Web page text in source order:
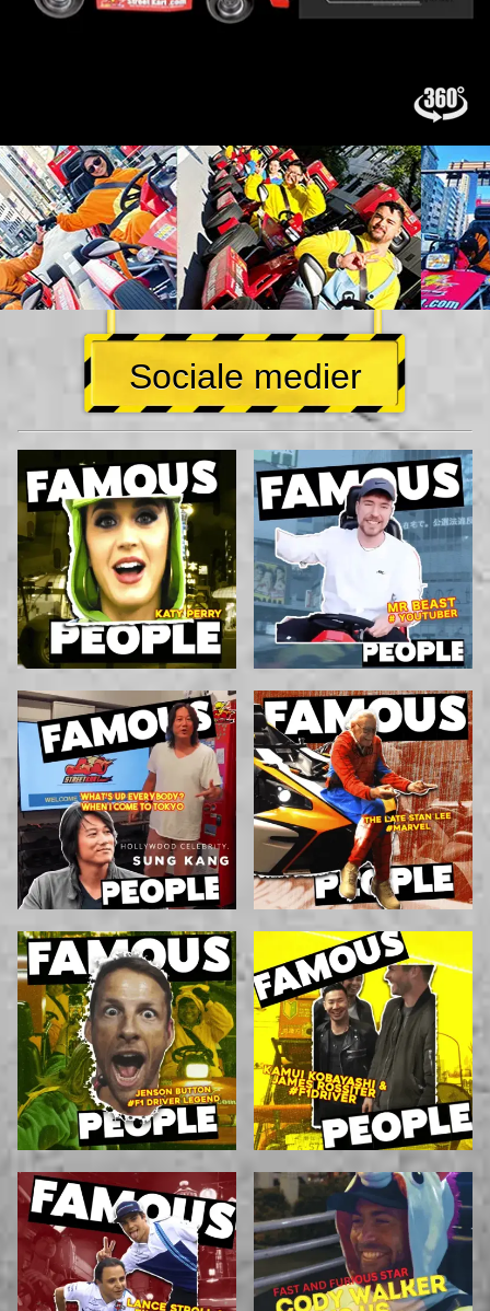
Sociale medier